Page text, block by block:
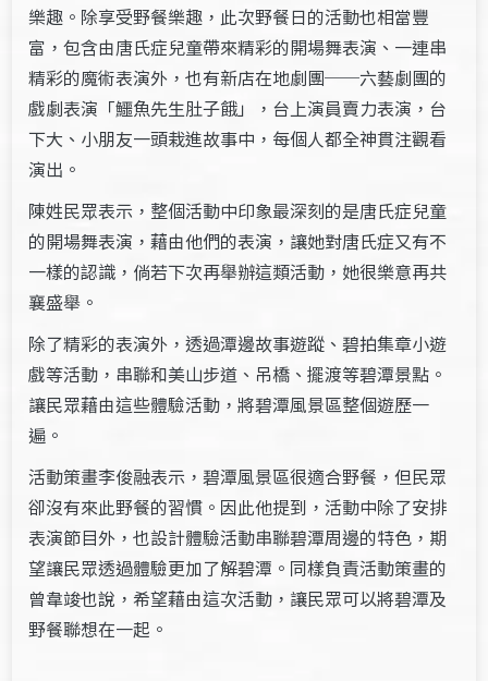
樂趣。除享受野餐樂趣，此次野餐日的活動也相當豐
富，包含由唐氏症兒童帶來精彩的開場舞表演、一連串
精彩的魔術表演外，也有新店在地劇團──六藝劇團的
戲劇表演「鱷魚先生肚子餓」，台上演員賣力表演，台
下大、小朋友一頭栽進故事中，每個人都全神貫注觀看
演出。
陳姓民眾表示，整個活動中印象最深刻的是唐氏症兒童
的開場舞表演，藉由他們的表演，讓她對唐氏症又有不
一樣的認識，倘若下次再舉辦這類活動，她很樂意再共
襄盛舉。
除了精彩的表演外，透過潭邊故事遊蹤、碧拍集章小遊
戲等活動，串聯和美山步道、吊橋、擺渡等碧潭景點。
讓民眾藉由這些體驗活動，將碧潭風景區整個遊歷一
遍。
活動策畫李俊融表示，碧潭風景區很適合野餐，但民眾
卻沒有來此野餐的習慣。因此他提到，活動中除了安排
表演節目外，也設計體驗活動串聯碧潭周邊的特色，期
望讓民眾透過體驗更加了解碧潭。同樣負責活動策畫的
曾韋竣也說，希望藉由這次活動，讓民眾可以將碧潭及
野餐聯想在一起。